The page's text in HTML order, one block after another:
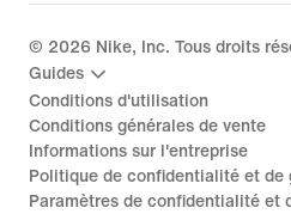
© 2026 Nike, Inc. Tous droits
Guides
Conditions d'utilisation
Conditions générales de vente
Informations sur l'entreprise
Politique de confidentialité et de
Paramètres de confidentialité et